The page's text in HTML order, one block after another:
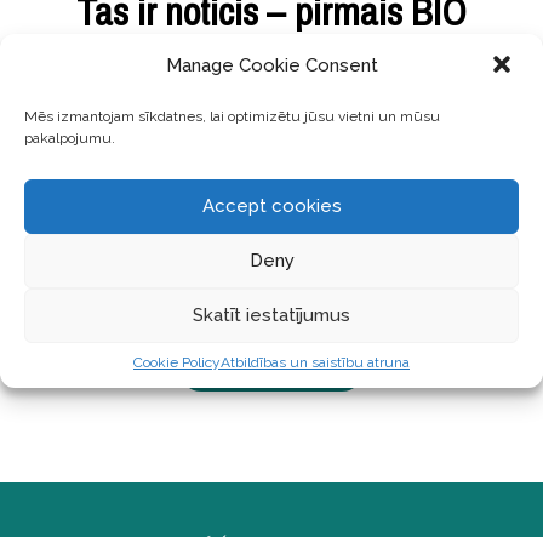
Manage Cookie Consent
Mēs izmantojam sīkdatnes, lai optimizētu jūsu vietni un mūsu
pakalpojumu.
Accept cookies
Deny
Skatīt iestatījumus
Cookie PolicyAtbildības un saistību atruna
Tas ir noticis – pirmais BIO
beziepakojumu veikals Latvijā –
Zeroveikals
Tadadamm…Ilgi gaidīts un skaists notikums – ir
atvēries Zeroveikals – pirmais BIO beziepakojuma
Veikals trāpīgi ieaicina ar asprātīgiem saukļiem, kas
piepilda zaļi domājošo cilvēku ilgas – ”maisiņu
nevajag” un ”pildīsim burkas
LASĪT TĀLĀK ...